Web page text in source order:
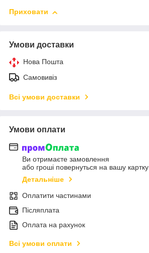
Приховати
Умови доставки
Нова Пошта
Самовивіз
Всі умови доставки
Умови оплати
Ви отримаєте замовлення
або гроші повернуться на вашу картку
Детальніше
Оплатити частинами
Післяплата
Оплата на рахунок
Всі умови оплати